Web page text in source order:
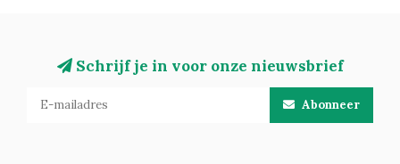
Schrijf je in voor onze nieuwsbrief
Abonneer